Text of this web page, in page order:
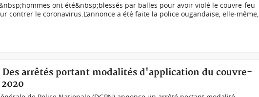
ont été&nbsp;blessés par balles pour avoir violé le couvre-feu
contrer le coronavirus.L’annonce a été faite la police ougandaise, elle-même,
arrêtés portant modalités d'application du couvre-